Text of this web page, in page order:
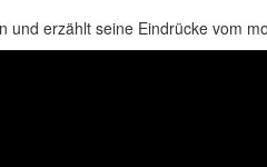
erzählt seine Eindrücke vom